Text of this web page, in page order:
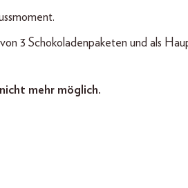
3 Schokoladenpaketen und als
mehr möglich.